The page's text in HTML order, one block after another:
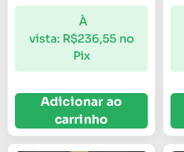
À
vista: R$236,55 no
Pix
Adicionar ao
carrinho